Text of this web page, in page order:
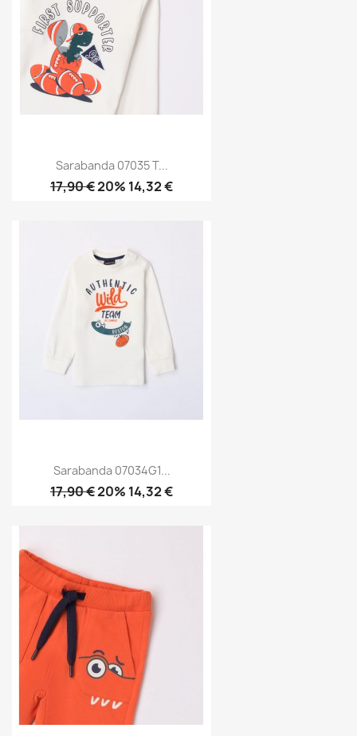
Sarabanda 07035 T...
17,90 €20% 14,32 €
Sarabanda 07034G1...
17,90 €20% 14,32 €